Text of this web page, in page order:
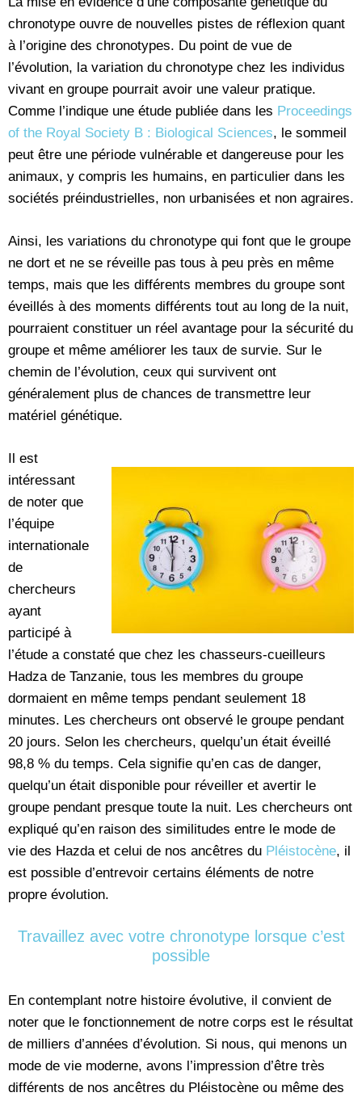
chronotype ouvre de nouvelles pistes de réflexion quant
à l’origine des chronotypes. Du point de vue de
l’évolution, la variation du chronotype chez les individus
vivant en groupe pourrait avoir une valeur pratique.
Comme l’indique une étude publiée dans les Proceedings
of the Royal Society B : Biological Sciences, le sommeil
peut être une période vulnérable et dangereuse pour les
animaux, y compris les humains, en particulier dans les
sociétés préindustrielles, non urbanisées et non agraires.
Ainsi, les variations du chronotype qui font que le groupe
ne dort et ne se réveille pas tous à peu près en même
temps, mais que les différents membres du groupe sont
éveillés à des moments différents tout au long de la nuit,
pourraient constituer un réel avantage pour la sécurité du
groupe et même améliorer les taux de survie. Sur le
chemin de l’évolution, ceux qui survivent ont
généralement plus de chances de transmettre leur
matériel génétique.
Il est
intéressant
de noter que
l’équipe
internationale
de
chercheurs
ayant
participé à
l’étude a constaté que chez les chasseurs-cueilleurs
Hadza de Tanzanie, tous les membres du groupe
dormaient en même temps pendant seulement 18
minutes. Les chercheurs ont observé le groupe pendant
20 jours. Selon les chercheurs, quelqu’un était éveillé
98,8 % du temps. Cela signifie qu’en cas de danger,
quelqu’un était disponible pour réveiller et avertir le
groupe pendant presque toute la nuit. Les chercheurs ont
expliqué qu’en raison des similitudes entre le mode de
vie des Hazda et celui de nos ancêtres du Pléistocène, il
est possible d’entrevoir certains éléments de notre
propre évolution.
Travaillez avec votre chronotype lorsque c’est
possible
En contemplant notre histoire évolutive, il convient de
noter que le fonctionnement de notre corps est le résultat
de milliers d’années d’évolution. Si nous, qui menons un
mode de vie moderne, avons l’impression d’être très
différents de nos ancêtres du Pléistocène ou même des